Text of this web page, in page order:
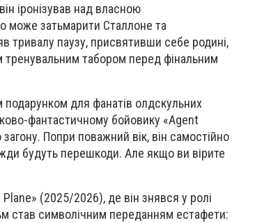
іронізував над власною
може затьмарити Сталлоне та
тривалу паузу, присвятивши себе родині,
табором перед фінальним
для фанатів олдскульних
фантастичному бойовику «Agent
Попри поважний вік, він самостійно
будуть перешкоди. Але якщо ви вірите
Plane» (2025/2026), де він знявся у ролі
став символічним переданням естафети: